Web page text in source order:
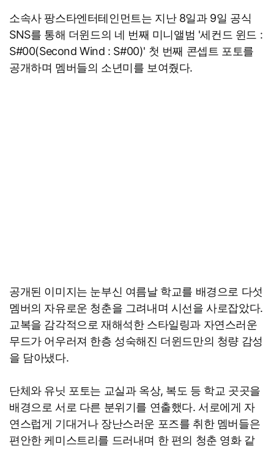
소속사 팡스타엔터테인먼트는 지난 8일과 9일 공식
SNS를 통해 더윈드의 네 번째 미니앨범 '세컨드 윈드 :
S#00(Second Wind : S#00)' 첫 번째 콘셉트 포토를
공개하며 멤버들의 소년미를 보여줬다.
공개된 이미지는 눈부신 여름날 학교를 배경으로 다섯
멤버의 자유로운 청춘을 그려내며 시선을 사로잡았다.
교복을 감각적으로 재해석한 스타일링과 자연스러운
무드가 어우러져 한층 성숙해진 더윈드만의 청량 감성
을 담아냈다.
단체와 유닛 포토는 교실과 옥상, 복도 등 학교 곳곳을
배경으로 서로 다른 분위기를 연출했다. 서로에게 자
연스럽게 기대거나 장난스러운 포즈를 취한 멤버들은
편안한 케미스트리를 드러내며 한 편의 청춘 영화 같